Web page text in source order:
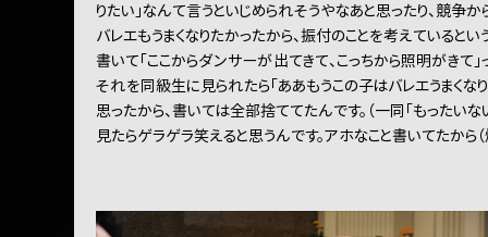
りたい」なんて言うといじめられそうやなあと思ったり、競争
バレエもうまくなりたかったから、振付のことを考えていると
書いて「ここからダンサーが出てきて、こっちから照明がきて
それを同級生に見られたら「ああもうこの子はバレエうまくな
思ったから、書いては全部捨ててたんです。（一同「もったいな
見たらゲラゲラ笑えると思うんです。アホなこと書いてたから